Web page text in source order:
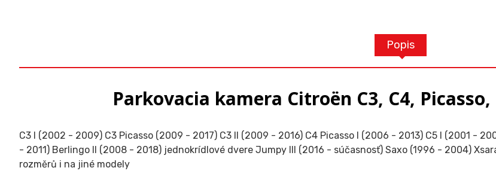
Popis
Parkovacia kamera Citroën C3, C4,
C3 I (2002 - 2009) C3 Picasso (2009 - 2017) C3 II (2009 - 2016) C4 Picasso I (2006 - 2013) C5 I (2001 -
- 2011) Berlingo II (2008 - 2018) jednokrídlové dvere Jumpy III (2016 - súčasnosť) Saxo (1996 - 2004)
rozměrů i na jiné modely